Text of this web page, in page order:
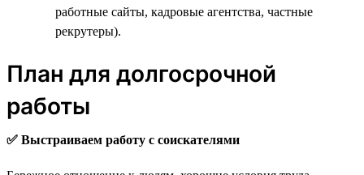
работные сайты, кадровые агентства, частные
рекрутеры).
План для долгосрочной
работы
✅ Выстраиваем работу с соискателями